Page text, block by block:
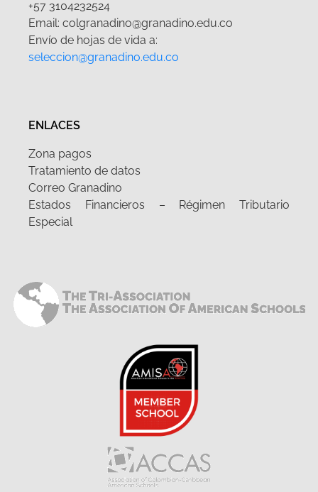
+57 3104232524
Email: colgranadino@granadino.edu.co
Envío de hojas de vida a:
seleccion@granadino.edu.co
ENLACES
Zona pagos
Tratamiento de datos
Correo Granadino
Estados Financieros – Régimen Tributario
Especial